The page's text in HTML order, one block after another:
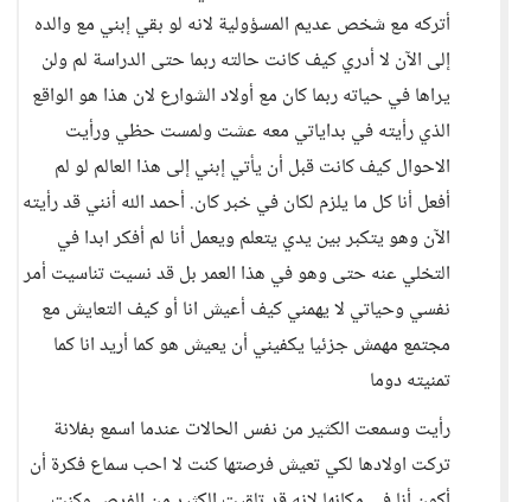
أتركه مع شخص عديم المسؤولية لانه لو بقي إبني مع والده
إلى الآن لا أدري كيف كانت حالته ربما حتى الدراسة لم ولن
يراها في حياته ربما كان مع أولاد الشوارع لان هذا هو الواقع
الذي رأيته في بداياتي معه عشت ولمست حظي ورأيت
الاحوال كيف كانت قبل أن يأتي إبني إلى هذا العالم لو لم
أفعل أنا كل ما يلزم لكان في خبر كان. أحمد الله أنني قد رأيته
الآن وهو يتكبر بين يدي يتعلم ويعمل أنا لم أفكر ابدا في
التخلي عنه حتى وهو في هذا العمر بل قد نسيت تناسيت أمر
نفسي وحياتي لا يهمني كيف أعيش انا أو كيف التعايش مع
مجتمع مهمش جزئيا يكفيني أن يعيش هو كما أريد انا كما
تمنيته دوما
رأيت وسمعت الكثير من نفس الحالات عندما اسمع بفلانة
تركت اولادها لكي تعيش فرصتها كنت لا احب سماع فكرة أن